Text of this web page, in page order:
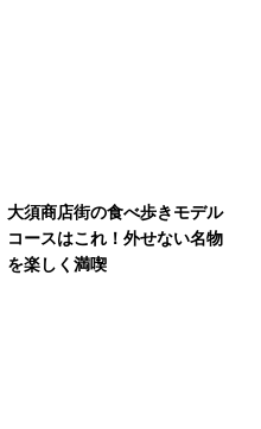
大須商店街の食べ歩きモデル
コースはこれ！外せない名物
を楽しく満喫